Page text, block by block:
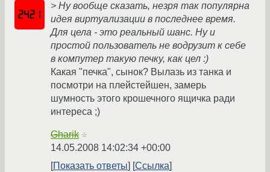
> Ну вообще сказать, незря так популярна
идея виртуализации в последнее время.
Для цела - это реальный шанс. Ну и
простой пользователь не водрузит к себе
в компутер такую печку, как цел :)
Какая "печка", сынок? Вылазь из танка и
посмотри на плейстейшен, замерь
шумность этого крошечного ящичка ради
интереса ;)
Gharik ☆
14.05.2008 14:02:34 +00:00
Показать ответы
Ссылка